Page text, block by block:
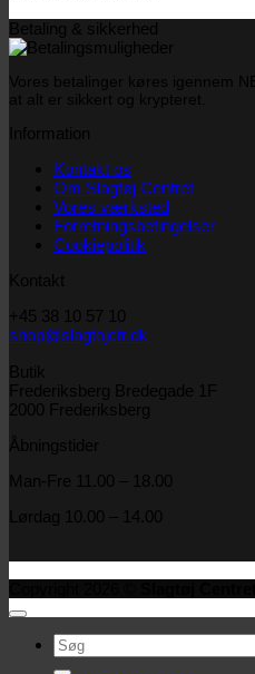
Betaling & sikkerhed
Vores betalinger køres igennem
at alt er sikkert og krypteret.
Information
Kontakt os
Om Slagtøj Centret
Vores værksted
Forretningsbetingelser
Cookiepolitik
Kontakt
+45 38 10 57 10
shop@slagtojctr.dk
Butik
Frederiksberg Bredegade 1F
2000 Frederiksberg
Åbningstider
Man-Fre 11.00 – 18.00
Lørdag 10.00 – 14.00
Søg
efter: